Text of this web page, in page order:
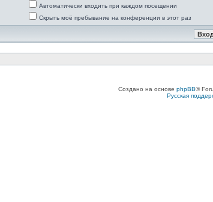
Автоматически входить при каждом посещении
Скрыть моё пребывание на конференции в этот раз
Создано на основе phpBB®
Русская